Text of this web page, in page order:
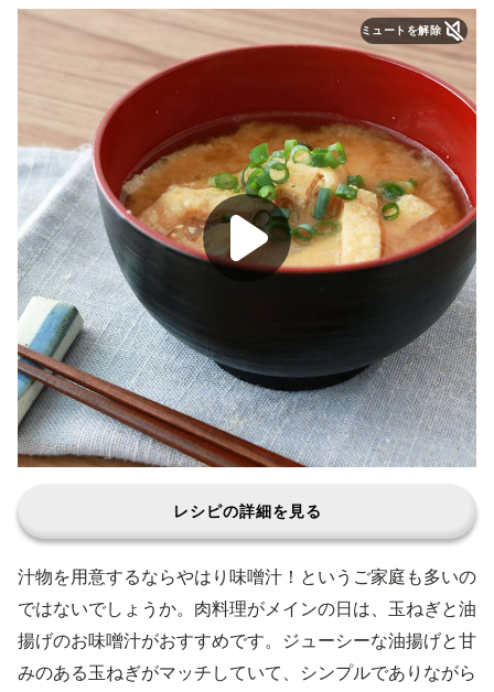
ミュートを解除
レシピの詳細を見る
汁物を用意するならやはり味噌汁！というご家庭も多いの
ではないでしょうか。肉料理がメインの日は、玉ねぎと油
揚げのお味噌汁がおすすめです。ジューシーな油揚げと甘
みのある玉ねぎがマッチしていて、シンプルでありながら